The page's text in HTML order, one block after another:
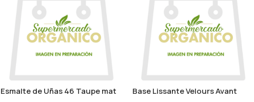
Esmalte de Uñas 46 Taupe mat
Base Lissante Velours Avant